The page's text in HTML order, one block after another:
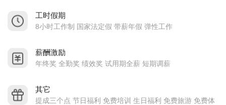
工时假期
8小时工作制 国家法定假 带薪年假 弹性工作
薪酬激励
年终奖 全勤奖 绩效奖 试用期全薪 短期调薪
其它
提成三个点 节日福利 免费培训 生日福利 免费旅游 免费体